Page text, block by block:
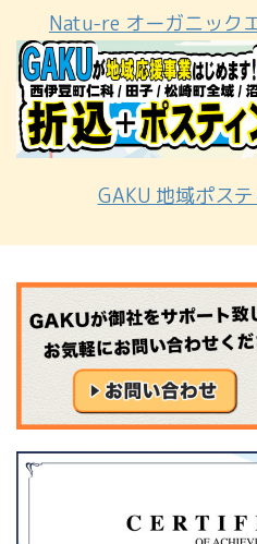
Natu-re オーガニック
GAKU 地域ポス